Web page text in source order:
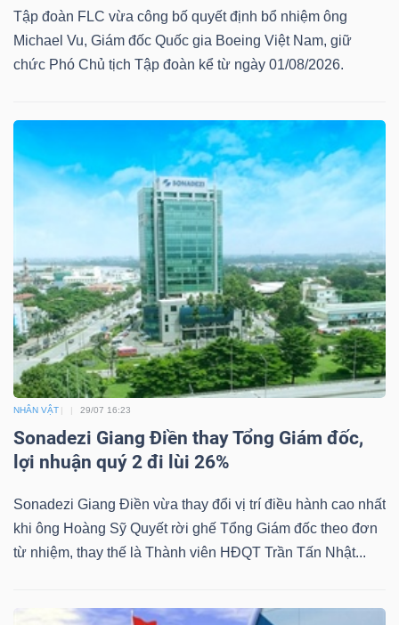
Tập đoàn FLC vừa công bố quyết định bổ nhiệm ông
Michael Vu, Giám đốc Quốc gia Boeing Việt Nam, giữ
chức Phó Chủ tịch Tập đoàn kể từ ngày 01/08/2026.
NHÂN VẬT 29/07 16:23
Sonadezi Giang Điền thay Tổng Giám đốc,
lợi nhuận quý 2 đi lùi 26%
Sonadezi Giang Điền vừa thay đổi vị trí điều hành cao nhất
khi ông Hoàng Sỹ Quyết rời ghế Tổng Giám đốc theo đơn
từ nhiệm, thay thế là Thành viên HĐQT Trần Tấn Nhật...
tư
Truyền
tài
chính
Dữ
liệu
tài
chính